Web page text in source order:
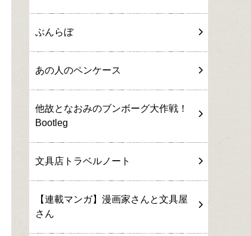
ぶんらぼ
あの人のペンケース
他故となおみのブンボーグ大作戦！
Bootleg
文具店トラベルノート
【連載マンガ】漫画家さんと文具屋
さん